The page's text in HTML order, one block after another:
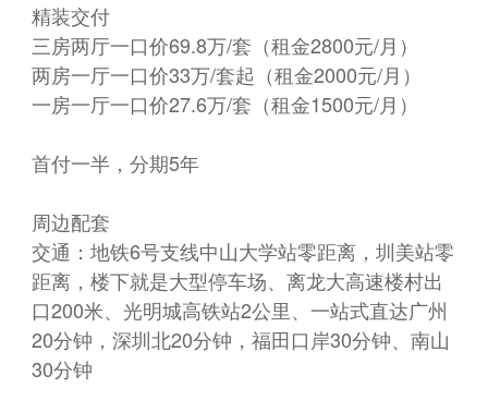
精装交付
三房两厅一口价69.8万/套（租金2800元/月）
两房一厅一口价33万/套起（租金2000元/月）
一房一厅一口价27.6万/套（租金1500元/月）
首付一半，分期5年
周边配套
交通：地铁6号支线中山大学站零距离，圳美站零
距离，楼下就是大型停车场、离龙大高速楼村出
口200米、光明城高铁站2公里、一站式直达广州
20分钟，深圳北20分钟，福田口岸30分钟、南山
30分钟